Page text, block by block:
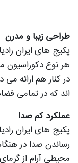
طراحی زیبا و مدرن
پکیج های ایران
هر نوع دکوراسیون
در کنار هم ارائه
اند که در تمامی
عملکرد کم صدا
پکیج های ایران
رساندن صدا در
محیطی آرام از